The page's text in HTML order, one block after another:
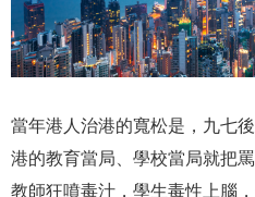
當年港人治港的寬松是，九七
港的教育當局、學校當局就把
教師狂噴毒汁，學生毒性上腦